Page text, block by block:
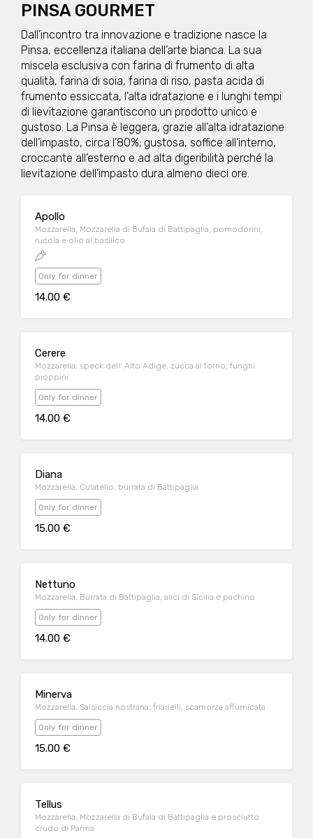
PINSA GOURMET
Dall’incontro tra innovazione e tradizione nasce la
Pinsa, eccellenza italiana dell’arte bianca. La sua
miscela esclusiva con farina di frumento di alta
qualità, farina di soia, farina di riso, pasta acida di
frumento essiccata, l’alta idratazione e i lunghi tempi
di lievitazione garantiscono un prodotto unico e
gustoso. La Pinsa è leggera, grazie all’alta idratazione
dell’impasto, circa l’80%; gustosa, soffice all’interno,
croccante all’esterno e ad alta digeribilità perché la
lievitazione dell’impasto dura almeno dieci ore.
Apollo
Mozzarella, Mozzarella di Bufala di Battipaglia, pomodorini,
rucola e olio al basilico
Only for dinner
14.00 €
Cerere
Mozzarella, speck dell’ Alto Adige, zucca al forno, funghi
pioppini
Only for dinner
14.00 €
Diana
Mozzarella, Culatello, burrata di Battipaglia
Only for dinner
15.00 €
Nettuno
Mozzarella, Burrata di Battipaglia, alici di Sicilia e pachino
Only for dinner
14.00 €
Minerva
Mozzarella, Salsiccia nostrana, friarielli, scamorza affumicata
Only for dinner
15.00 €
Tellus
Mozzarella, Mozzarella di Bufala di Battipaglia e prosciutto
crudo di Parma